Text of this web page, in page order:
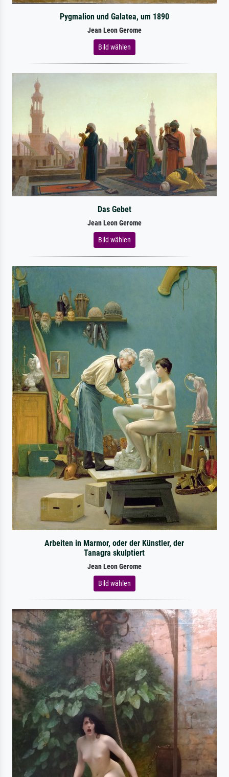
Pygmalion und Galatea, um 1890
Jean Leon Gerome
Bild wählen
Das Gebet
Jean Leon Gerome
Bild wählen
Arbeiten in Marmor, oder der Künstler, der
Tanagra skulptiert
Jean Leon Gerome
Bild wählen